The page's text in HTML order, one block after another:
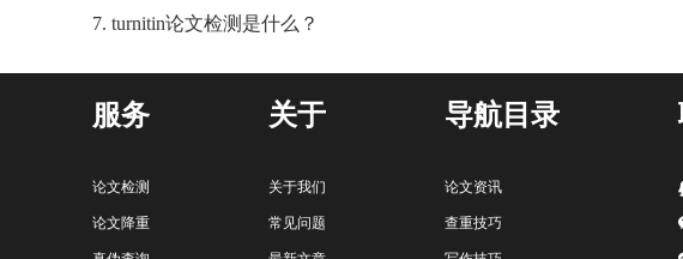
7. turnitin论文检测是什么？
服务
论文检测
论文降重
关于
关于我们
常见问题
导航目录
论文资讯
查重技巧